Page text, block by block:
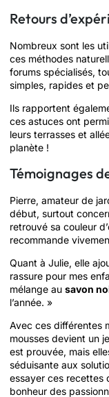
Retours
Nombreux sont les
ces méthodes
forums spécialisés,
simples, rapides et
Ils rapportent
ces astuces ont
leurs terrasses et
planète !
Témoignages
Pierre, amateur de
début, surtout
retrouvé sa couleur
recommande
Quant à Julie, elle
rassure pour mes
mélange au savon
l’année. »
Avec ces différentes
mousses devient un
est prouvée, mais
séduisante aux
essayer ces recettes
bonheur des